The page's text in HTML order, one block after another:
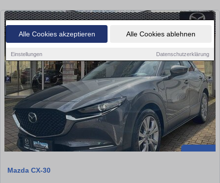
Alle Cookies akzeptieren Alle Cookies ablehnen
Einstellungen Datenschutzerklärung
Mazda CX-30